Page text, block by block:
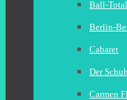
Ball-Total
Berlin-
Cabaret
Der
Carmen